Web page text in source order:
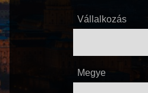
Vállalkozás
Megye